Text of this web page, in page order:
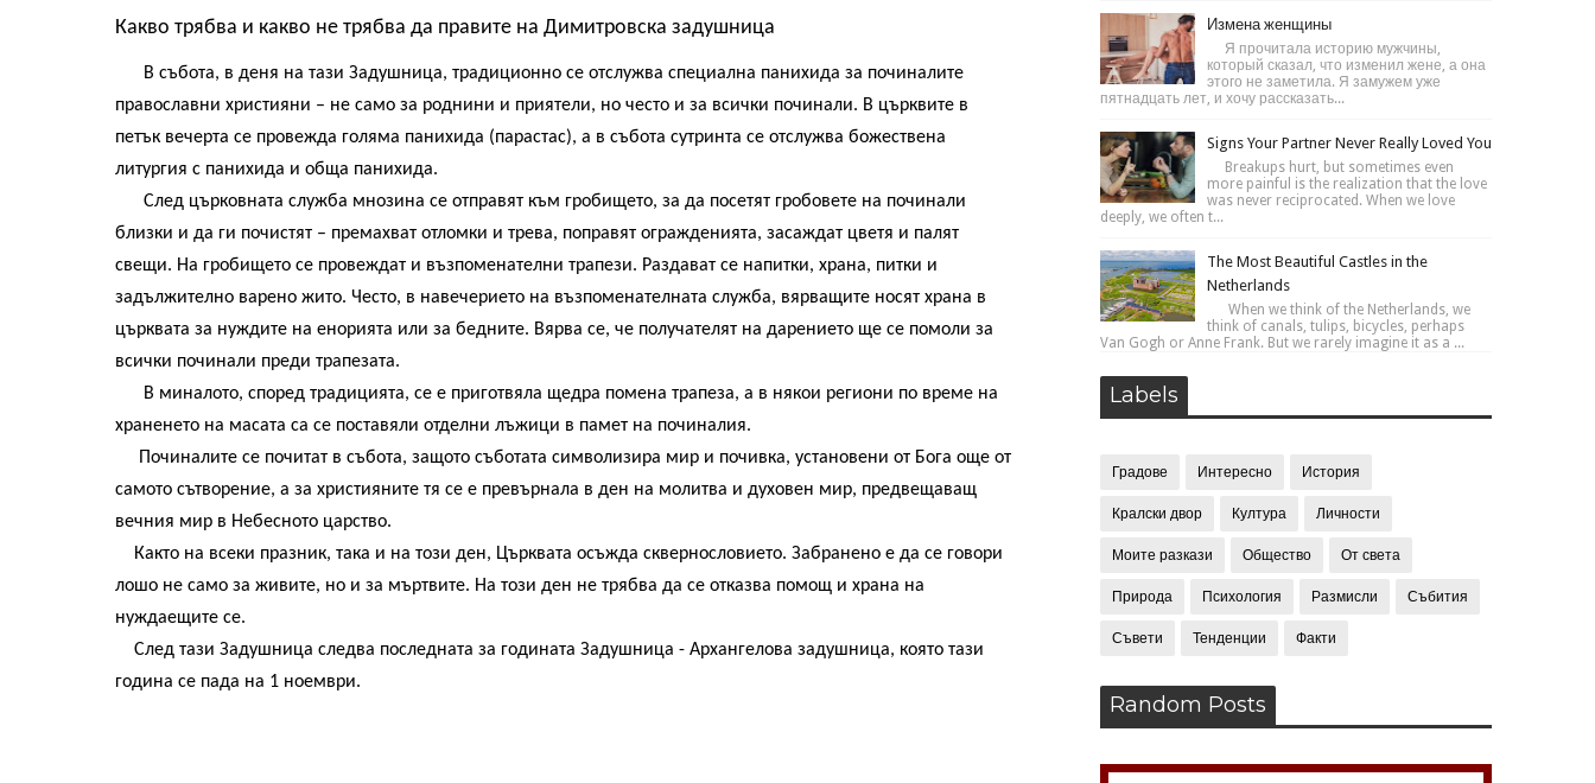
Какво трябва и какво не трябва да правите на Димитровска задушница
В събота, в деня на тази Задушница, традиционно се отслужва специална панихида за починалите
православни християни – не само за роднини и приятели, но често и за всички починали. В църквите в
петък вечерта се провежда голяма панихида (парастас), а в събота сутринта се отслужва божествена
литургия с панихида и обща панихида.
След църковната служба мнозина се отправят към гробището, за да посетят гробовете на починали
близки и да ги почистят – премахват отломки и трева, поправят огражденията, засаждат цветя и палят
свещи. На гробището се провеждат и възпоменателни трапези. Раздават се напитки, храна, питки и
задължително варено жито. Често, в навечерието на възпоменателната служба, вярващите носят храна в
църквата за нуждите на енорията или за бедните. Вярва се, че получателят на дарението ще се помоли за
всички починали преди трапезата.
В миналото, според традицията, се е приготвяла щедра помена трапеза, а в някои региони по време на
храненето на масата са се поставяли отделни лъжици в памет на починалия.
Починалите се почитат в събота, защото съботата символизира мир и почивка, установени от Бога още от
самото сътворение, а за християните тя се е превърнала в ден на молитва и духовен мир, предвещаващ
вечния мир в Небесното царство.
Както на всеки празник, така и на този ден, Църквата осъжда сквернословието. Забранено е да се говори
лошо не само за живите, но и за мъртвите. На този ден не трябва да се отказва помощ и храна на
нуждаещите се.
След тази Задушница следва последната за годината Задушница - Архангелова задушница, която тази
година се пада на 1 ноември.
Измена женщины
Я прочитала историю мужчины,
который сказал, что изменил жене, а она
этого не заметила. Я замужем уже
пятнадцать лет, и хочу рассказать...
Signs Your Partner Never Really Loved You
Breakups hurt, but sometimes even
more painful is the realization that the love
was never reciprocated. When we love
deeply, we often t...
The Most Beautiful Castles in the
Netherlands
When we think of the Netherlands, we
think of canals, tulips, bicycles, perhaps
Van Gogh or Anne Frank. But we rarely imagine it as a ...
Labels
Градове Интересно История
Кралски двор Култура Личности
Моите разкази Общество От света
Природа Психология Размисли Събития
Съвети Тенденции Факти
Random Posts